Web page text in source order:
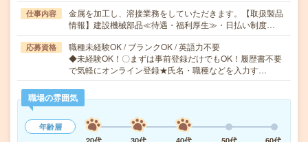
仕事内容
金属を加工し、溶接業務をしていただきます。【取扱製品
情報】建設機械部品≪待遇・福利厚生≫・日払い制度…
応募資格
職種未経験OK / ブランクOK / 英語力不要
◆未経験OK！〇まずは事前登録だけでもOK！履歴書不要
で気軽にオンライン登録★氏名・職種などを入力す…
職場の雰囲気
年齢層